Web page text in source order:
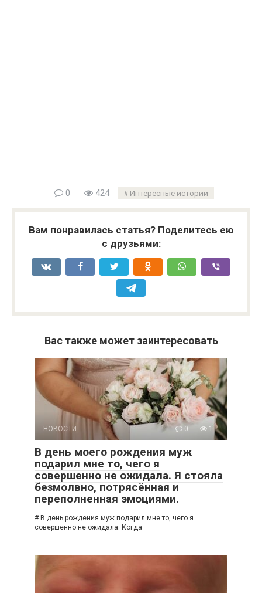
0 424 Интересные истории
Вам понравилась статья? Поделитесь ею
с друзьями:
Вас также может заинтересовать
НОВОСТИ 0 1
В день моего рождения муж
подарил мне то, чего я
совершенно не ожидала. Я стояла
безмолвно, потрясённая и
переполненная эмоциями.
# В день рождения муж подарил мне то, чего я
совершенно не ожидала. Когда